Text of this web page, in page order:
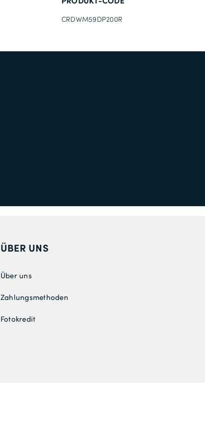
CRDWM59DP200R
ÜBER UNS
Über uns
Zahlungsmethoden
Fotokredit